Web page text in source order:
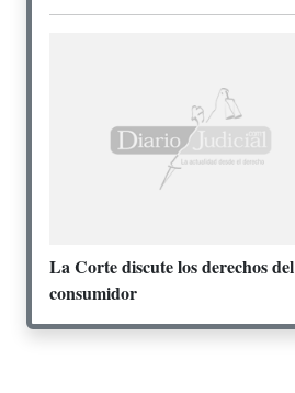
La Corte discute los derechos del
consumidor